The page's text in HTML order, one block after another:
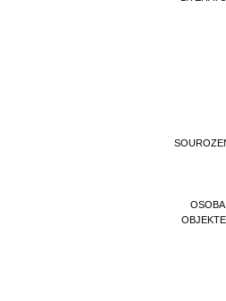
OSOBA